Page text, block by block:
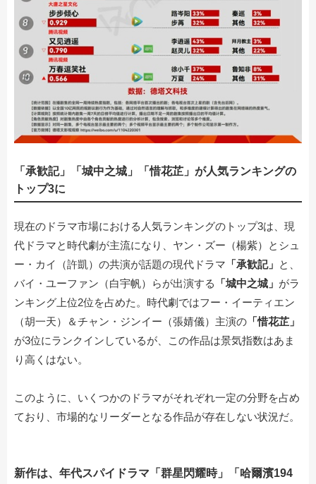
「承歓記」「城中之城」「惜花芷」が人気ランキングの
トップ3に
現在のドラマ市場における人気ランキングのトップ3は、現
代ドラマと時代劇が主流になり、ヤン・ズー（楊紫）とシュ
ー・カイ（許凱）の共演が話題の現代ドラマ 「承歓記」 と、
バイ・ユーファン（白宇帆）らが出演する
「城中之城」 がラ
ンキング上位2位を占めた。時代劇ではフー・イーティエン
（胡一天）＆チャン・ジンイー（張婧儀）主演の 「惜花芷」
が3位にランクインしているが、この作品は景気指数はあま
り高くはない。
このように、いくつかのドラマがそれぞれ一定の分野を占め
ており、市場的なリーダーとなる作品が存在しない状況だ。
新作は、年代スパイドラマ「群星閃耀時」「哈爾濱194